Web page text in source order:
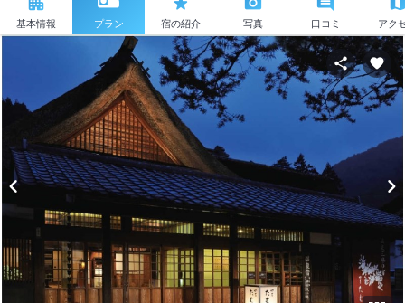
基本情報 プラン 宿の紹介 写真 口コミ アク